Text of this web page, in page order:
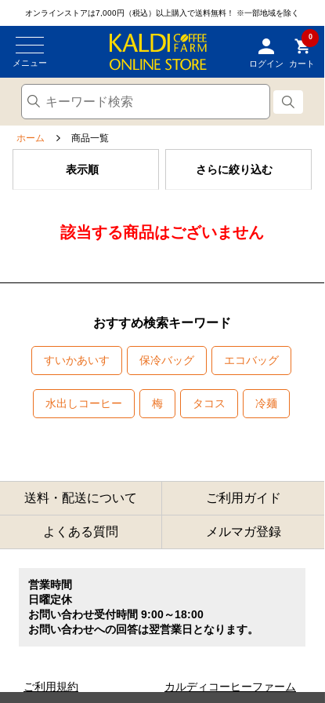
オンラインストアは7,000円（税込）以上購入で送料無料！ ※一部地域を除く
メニュー ログイン
0
カート
ホーム 商品一覧
表示順 さらに絞り込む
該当する商品はございません
おすすめ検索キーワード
すいかあいす 保冷バッグ エコバッグ
水出しコーヒー 梅 タコス 冷麺
送料・配送について ご利用ガイド
よくある質問 メルマガ登録
営業時間
日曜定休
お問い合わせ受付時間 9:00～18:00
お問い合わせへの回答は翌営業日となります。
ご利用規約 カルディコーヒーファーム